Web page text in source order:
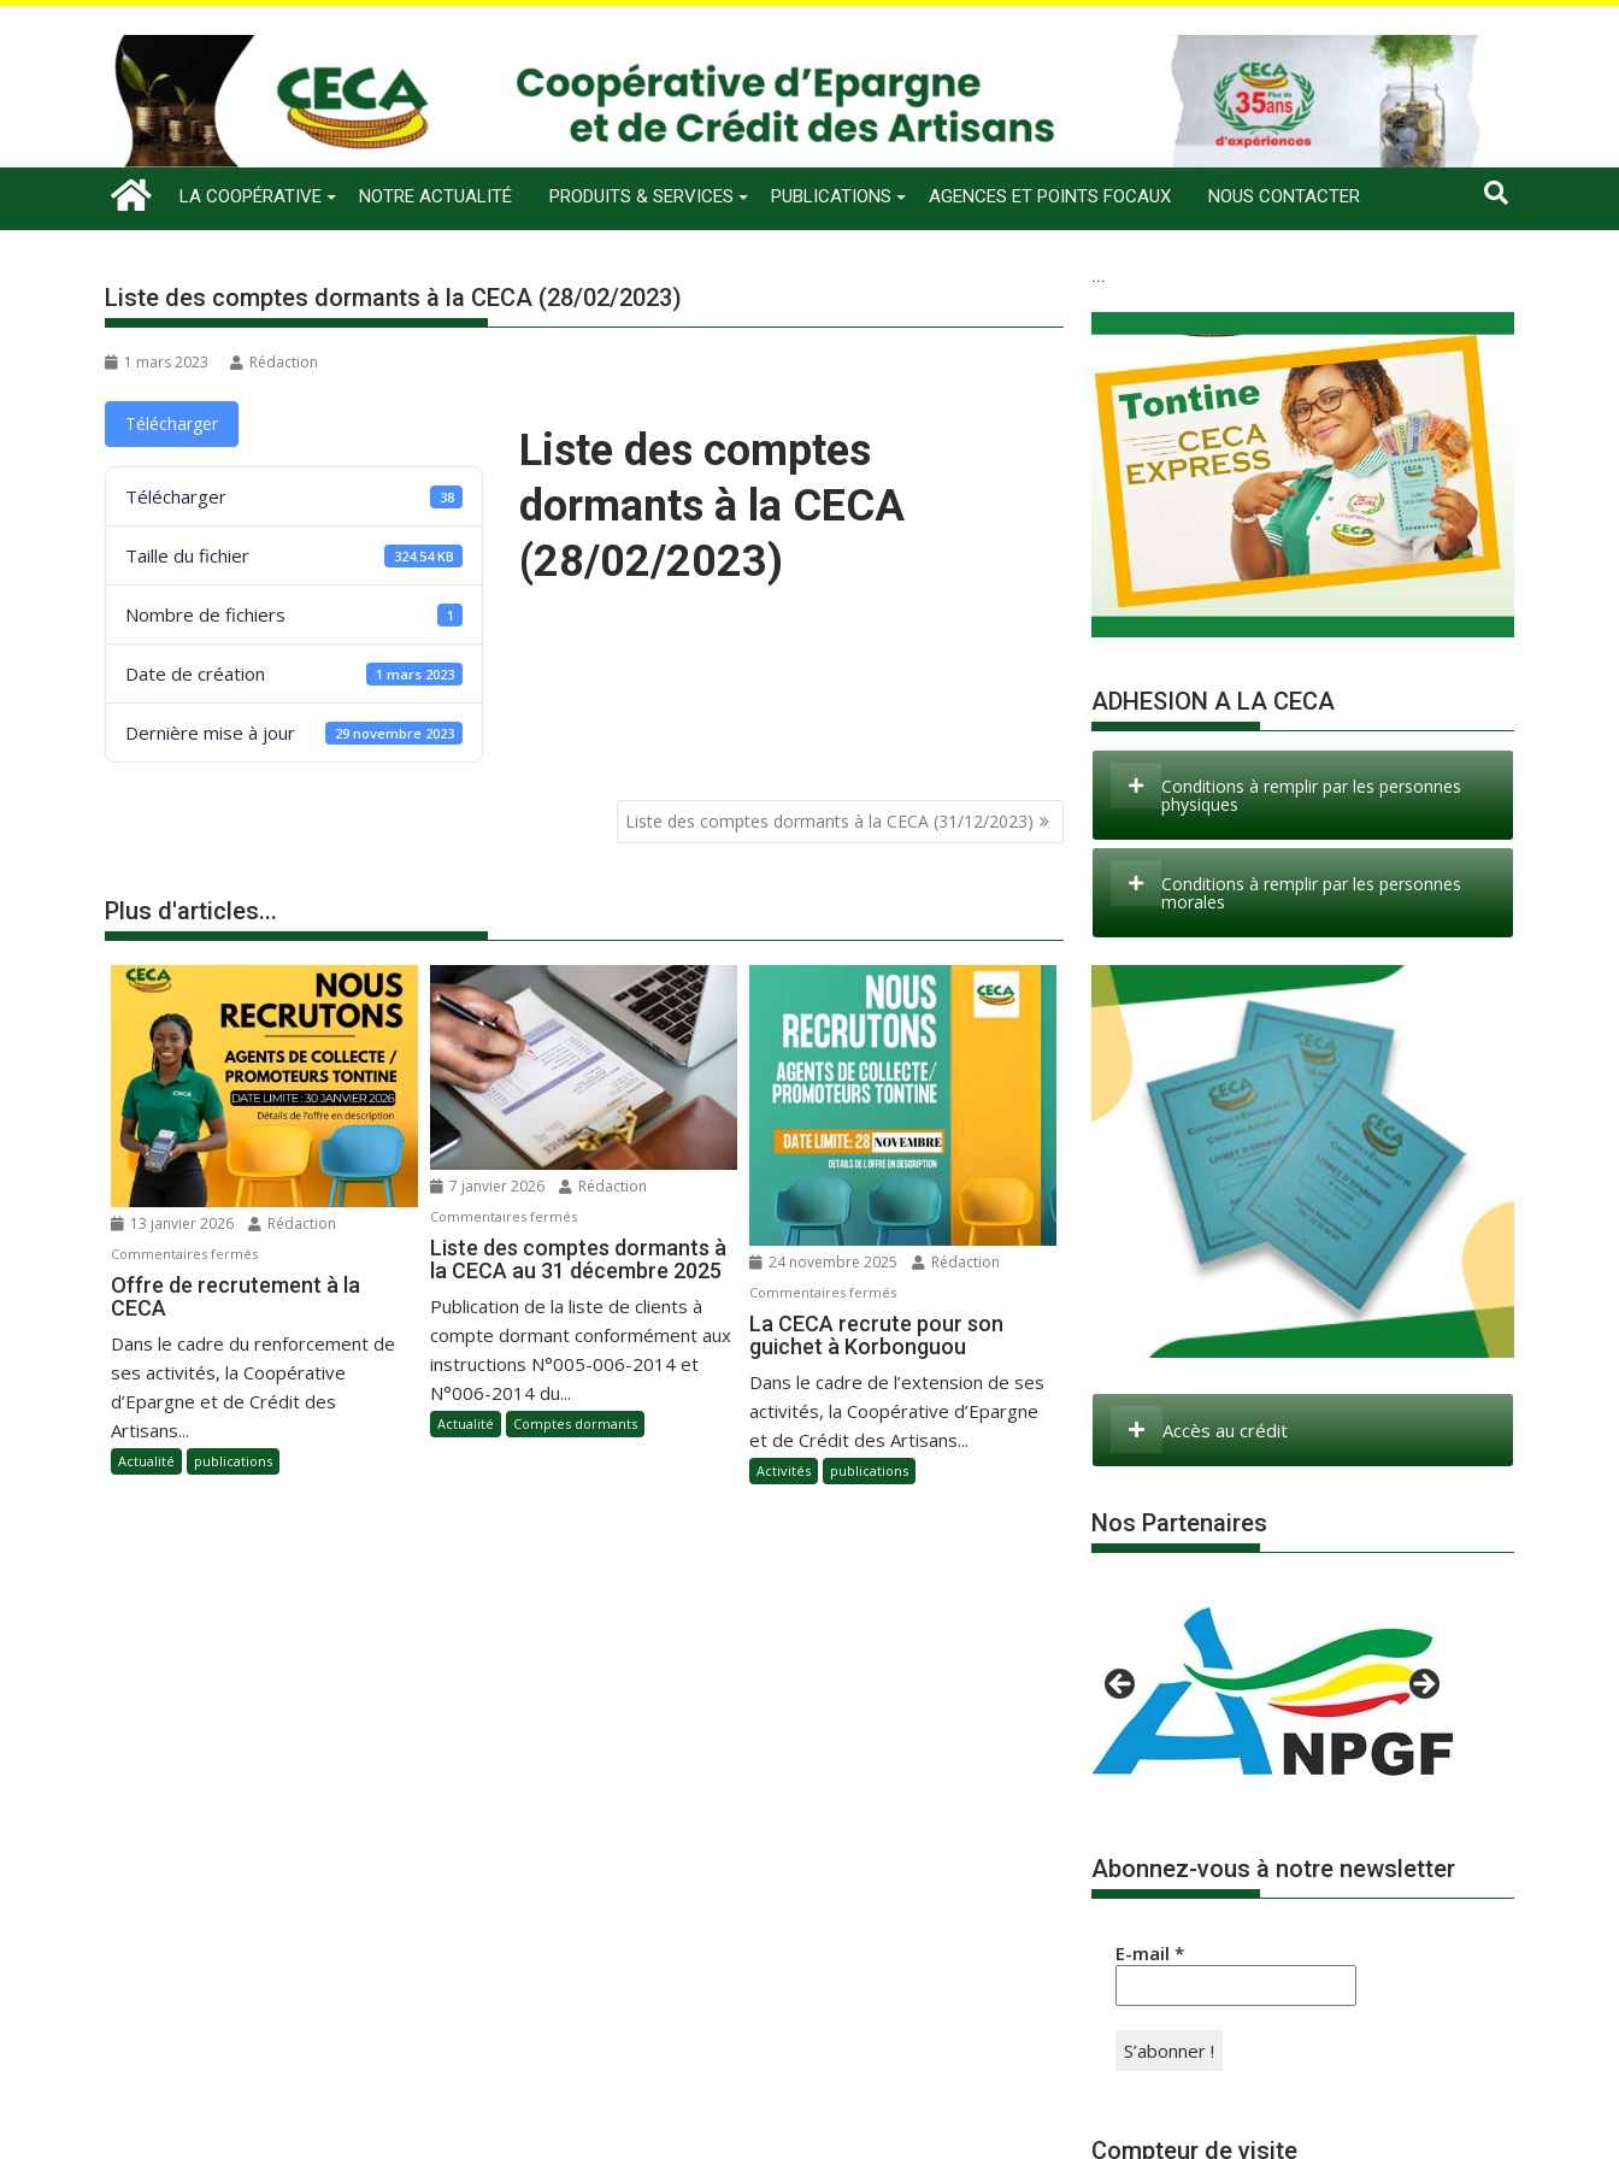
LA COOPÉRATIVE NOTRE ACTUALITÉ PRODUITS & SERVICES PUBLICATIONS AGENCES ET POINTS FOCAUX NOUS CONTACTER
Liste des comptes dormants à la CECA (28/02/2023)
1 mars 2023 Rédaction
Télécharger
Télécharger 38
Taille du fichier 324.54 KB
Nombre de fichiers 1
Date de création 1 mars 2023
Dernière mise à jour 29 novembre 2023
Liste des comptes
dormants à la CECA
(28/02/2023)
Liste des comptes dormants à la CECA (31/12/2023)
Plus d'articles...
13 janvier 2026 Rédaction
Commentaires fermés
Offre de recrutement à la
CECA
Dans le cadre du renforcement de
ses activités, la Coopérative
d’Epargne et de Crédit des
Artisans...
Actualité publications
7 janvier 2026 Rédaction
Commentaires fermés
Liste des comptes dormants à
la CECA au 31 décembre 2025
Publication de la liste de clients à
compte dormant conformément aux
instructions N°005-006-2014 et
N°006-2014 du...
Actualité Comptes dormants
24 novembre 2025 Rédaction
Commentaires fermés
La CECA recrute pour son
guichet à Korbonguou
Dans le cadre de l’extension de ses
activités, la Coopérative d’Epargne
et de Crédit des Artisans...
Activités publications
...
ADHESION A LA CECA
Conditions à remplir par les personnes
physiques
Conditions à remplir par les personnes
morales
Accès au crédit
Nos Partenaires
Abonnez-vous à notre newsletter
E-mail *
Compteur de visite